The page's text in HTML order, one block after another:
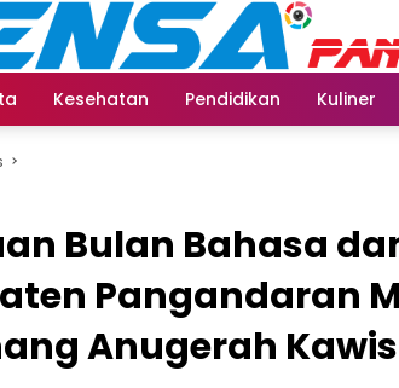
Kesehatan Pendidikan Kuliner
Bulan Bahasa
Pangandaran
Anugerah